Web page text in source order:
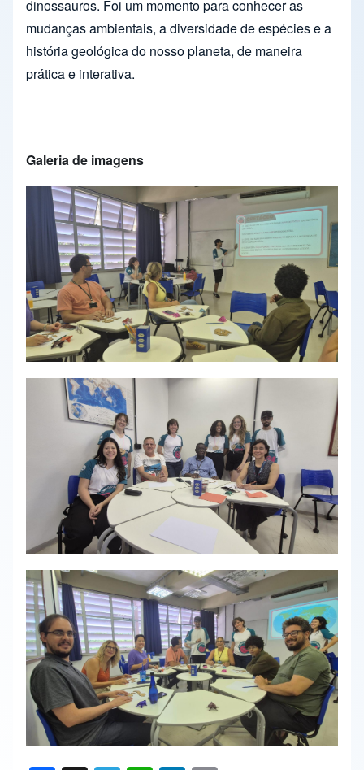
dinossauros. Foi um momento para conhecer as
mudanças ambientais, a diversidade de espécies e a
história geológica do nosso planeta, de maneira
prática e interativa.
Galeria de imagens